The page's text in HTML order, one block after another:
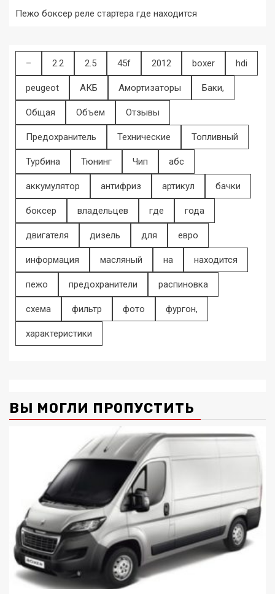
Пежо боксер реле стартера где находится
– 2.2 2.5 45f 2012 boxer hdi
peugeot АКБ Амортизаторы Баки,
Общая Объем Отзывы
Предохранитель Технические Топливный
Турбина Тюнинг Чип абс
аккумулятор антифриз артикул бачки
боксер владельцев где года
двигателя дизель для евро
информация масляный на находится
пежо предохранители распиновка
схема фильтр фото фургон,
характеристики
ВЫ МОГЛИ ПРОПУСТИТЬ